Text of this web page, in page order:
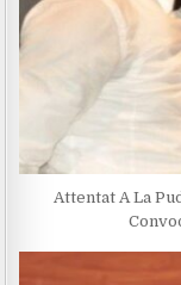
Attentat A La